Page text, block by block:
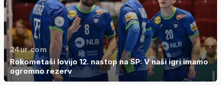
24ur.com
Rokometaši lovijo 12. nastop na SP: V naši igri imamo
ogromno rezerv